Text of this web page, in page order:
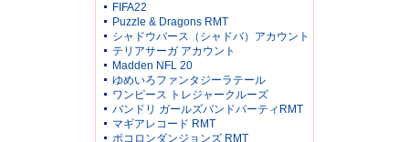
FIFA22
Puzzle & Dragons RMT
シャドウバース（シャドバ）アカウント
テリアサーガ アカウント
Madden NFL 20
ゆめいろファンタジーラテール
ワンピース トレジャークルーズ
バンドリ ガールズバンドパーティRMT
マギアレコード RMT
ポコロンダンジョンズ RMT